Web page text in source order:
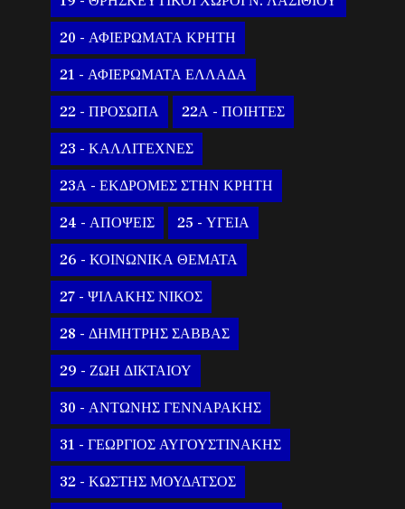
20 - ΑΦΙΕΡΩΜΑΤΑ ΚΡΗΤΗ
21 - ΑΦΙΕΡΩΜΑΤΑ ΕΛΛΑΔΑ
22 - ΠΡΟΣΩΠΑ 22Α - ΠΟΙΗΤΕΣ
23 - ΚΑΛΛΙΤΕΧΝΕΣ
23Α - ΕΚΔΡΟΜΕΣ ΣΤΗΝ ΚΡΗΤΗ
24 - ΑΠΟΨΕΙΣ 25 - ΥΓΕΙΑ
26 - ΚΟΙΝΩΝΙΚΑ ΘΕΜΑΤΑ
27 - ΨΙΛΑΚΗΣ ΝΙΚΟΣ
28 - ΔΗΜΗΤΡΗΣ ΣΑΒΒΑΣ
29 - ΖΩΗ ΔΙΚΤΑΙΟΥ
30 - ΑΝΤΩΝΗΣ ΓΕΝΝΑΡΑΚΗΣ
31 - ΓΕΩΡΓΙΟΣ ΑΥΓΟΥΣΤΙΝΑΚΗΣ
32 - ΚΩΣΤΗΣ ΜΟΥΔΑΤΣΟΣ